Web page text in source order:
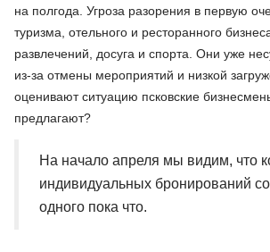
на полгода. Угроза разорения в первую
туризма, отельного и ресторанного
развлечений, досуга и спорта. Они уже
из-за отмены мероприятий и низкой
оценивают ситуацию псковские
предлагают?
На начало апреля мы видим, что
индивидуальных бронирований
одного пока что.